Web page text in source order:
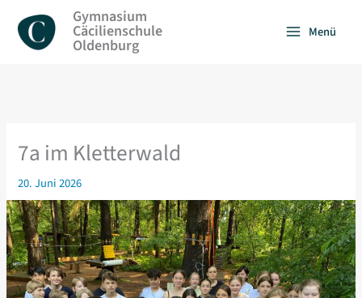
Inhalt
springen
Gymnasium
Cäcilienschule
Oldenburg
Menü
7a im Kletterwald
20. Juni 2026